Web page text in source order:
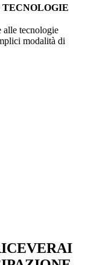
alle tecnologie
modalità di